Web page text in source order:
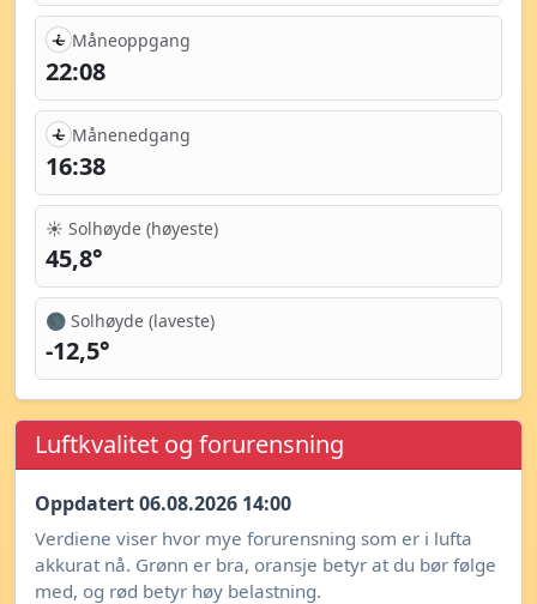
Måneoppgang
22:08
Månenedgang
16:38
☀️ Solhøyde (høyeste)
45,8°
🌑 Solhøyde (laveste)
-12,5°
Luftkvalitet og forurensning
Oppdatert 06.08.2026 14:00
Verdiene viser hvor mye forurensning som er i lufta
akkurat nå. Grønn er bra, oransje betyr at du bør følge
med, og rød betyr høy belastning.